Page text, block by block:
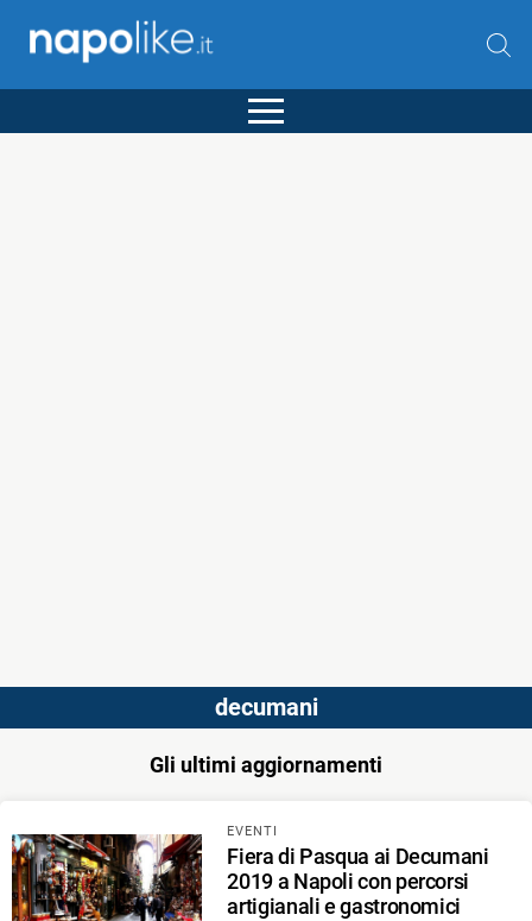
decumani
Gli ultimi aggiornamenti
EVENTI
Fiera di Pasqua ai Decumani
2019 a Napoli con percorsi
artigianali e gastronomici